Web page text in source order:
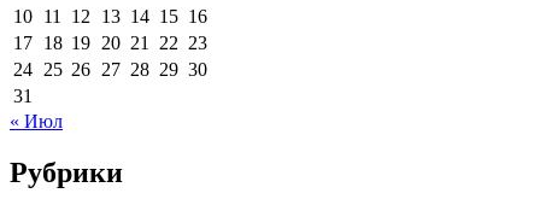
10 11 12 13 14 15 16
17 18 19 20 21 22 23
24 25 26 27 28 29 30
31
« Июл
Рубрики